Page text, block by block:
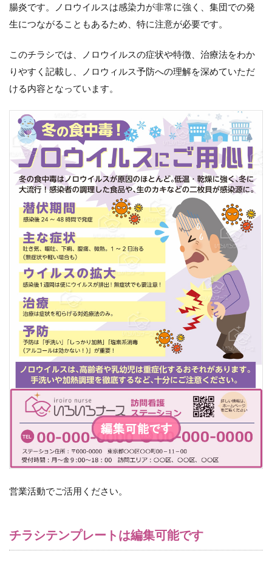
腸炎です。ノロウイルスは感染力が非常に強く、集団での発
生につながることもあるため、特に注意が必要です。
このチラシでは、ノロウイルスの症状や特徴、治療法をわか
りやすく記載し、ノロウィルス予防への理解を深めていただ
ける内容となっています。
営業活動でご活用ください。
チラシテンプレートは編集可能です